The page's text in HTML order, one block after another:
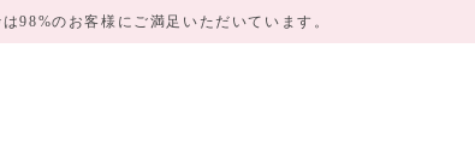
98%のお客様にご満足いただいています。